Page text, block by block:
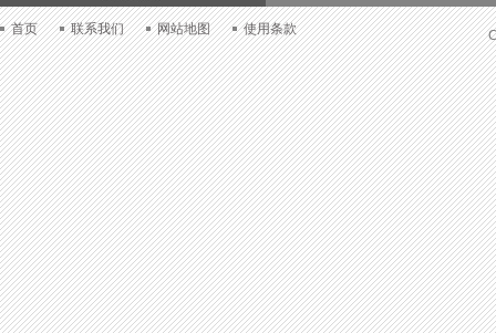
首页 联系我们 网站地图 使用条款